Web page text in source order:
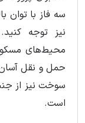
سه فاز با توان
نیز توجه
محیط‌های
حمل و نقل آسان
سوخت نیز از
است.